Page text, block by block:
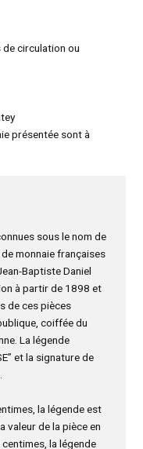
de circulation ou
présentée sont à
sous le nom de
de monnaie françaises
Baptiste Daniel
à partir de 1898 et
de ces pièces
coiffée du
La légende
et la signature de
la légende est
valeur de la pièce en
la légende